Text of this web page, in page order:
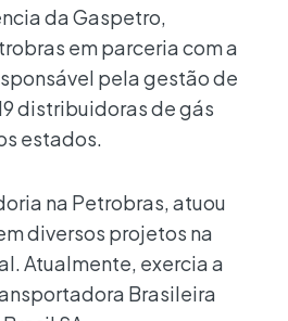
da Gaspetro,
em parceria com a
pela gestão de
distribuidoras de gás
estados.
na Petrobras, atuou
diversos projetos na
Atualmente, exercia a
Brasileira